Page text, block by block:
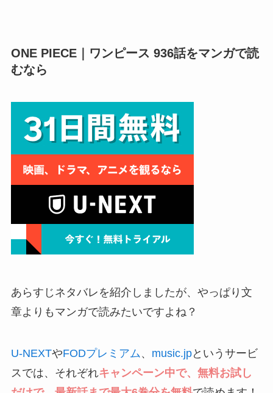
ONE PIECE｜ワンピース 936話をマンガで読
むなら
あらすじネタバレを紹介しましたが、やっぱり文
章よりもマンガで読みたいですよね？
U-NEXTやFODプレミアム 、 music.jpというサービ
スでは、それぞれキャンペーン中で、無料お試し